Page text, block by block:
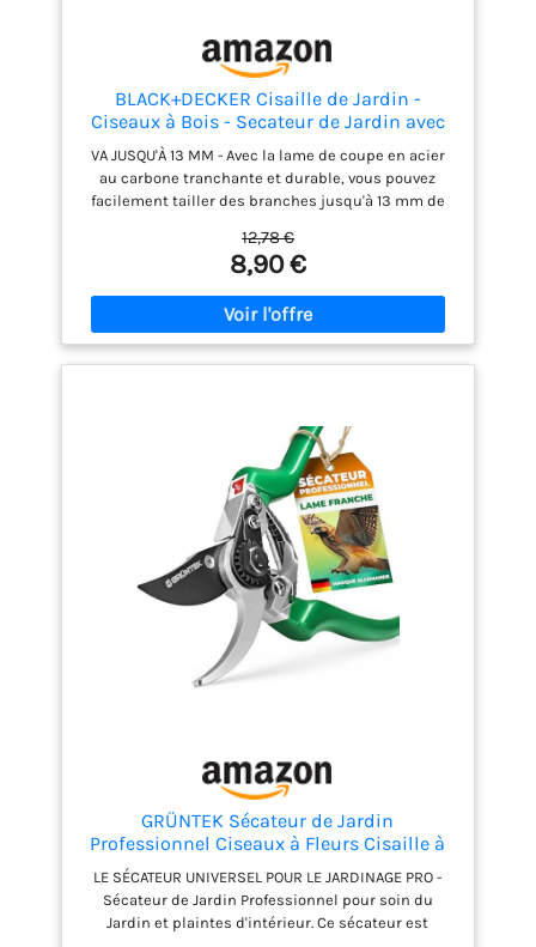
BLACK+DECKER Cisaille de Jardin -
Ciseaux à Bois - Secateur de Jardin avec
Lames en acier trempé - Branches d'un
Diamètre de 13 mm - Taille 20,3 cm - Acier
- Noir/Orange
VA JUSQU'À 13 MM - Avec la lame de coupe en acier
au carbone tranchante et durable, vous pouvez
facilement tailler des branches jusqu'à 13 mm de
jardin comportent également un verrou de sécurité
pour verrouiller les lames lorsqu'ils ne sont pas
utilisés. POIGNÉE CONFORTABLE - Les sécateurs sont
conçus avec une poignée confortable et un
mécanisme à ressort pour réduire la tension sur
vos mains.
12,78 €
8,90 €
GRÜNTEK Sécateur de Jardin
Professionnel Ciseaux à Fleurs Cisaille à
Lame
LE SÉCATEUR UNIVERSEL POUR LE JARDINAGE PRO -
Sécateur de Jardin Professionnel pour soin du
Jardin et plaintes d'intérieur. Ce sécateur est